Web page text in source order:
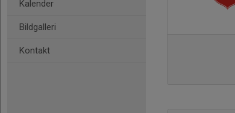
Kalender
Bildgalleri
Kontakt